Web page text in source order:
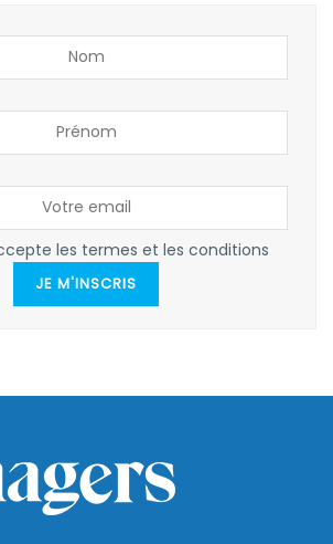
les termes et les conditions
JE M'INSCRIS